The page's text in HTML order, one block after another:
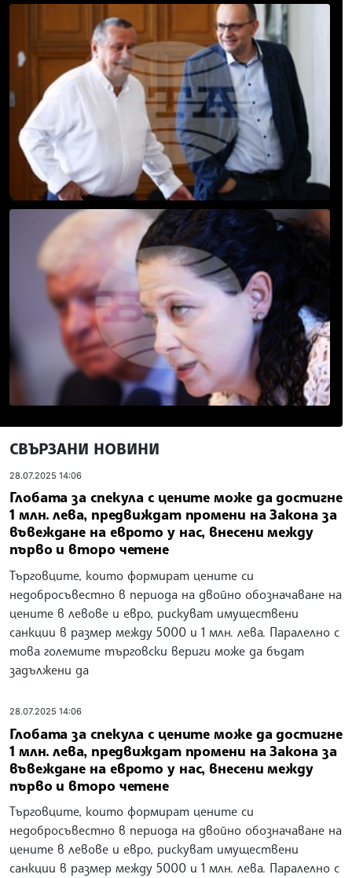
СВЪРЗАНИ НОВИНИ
28.07.2025 14:06
Глобата за спекула с цените може да достигне
1 млн. лева, предвиждат промени на Закона за
въвеждане на еврото у нас, внесени между
първо и второ четене
Търговците, които формират цените си
недобросъвестно в периода на двойно обозначаване на
цените в левове и евро, рискуват имуществени
санкции в размер между 5000 и 1 млн. лева. Паралелно с
това големите търговски вериги може да бъдат
задължени да
28.07.2025 14:06
Глобата за спекула с цените може да достигне
1 млн. лева, предвиждат промени на Закона за
въвеждане на еврото у нас, внесени между
първо и второ четене
Търговците, които формират цените си
недобросъвестно в периода на двойно обозначаване на
цените в левове и евро, рискуват имуществени
санкции в размер между 5000 и 1 млн. лева. Паралелно с